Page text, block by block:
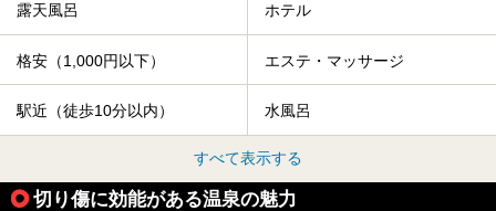
露天風呂 ホテル
格安（1,000円以下） エステ・マッサージ
駅近（徒歩10分以内） 水風呂
すべて表示する
切り傷に効能がある温泉の魅力